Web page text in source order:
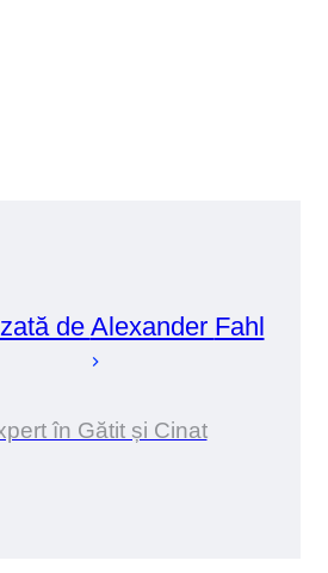
de Alexander Fahl
în Gătit și Cinat